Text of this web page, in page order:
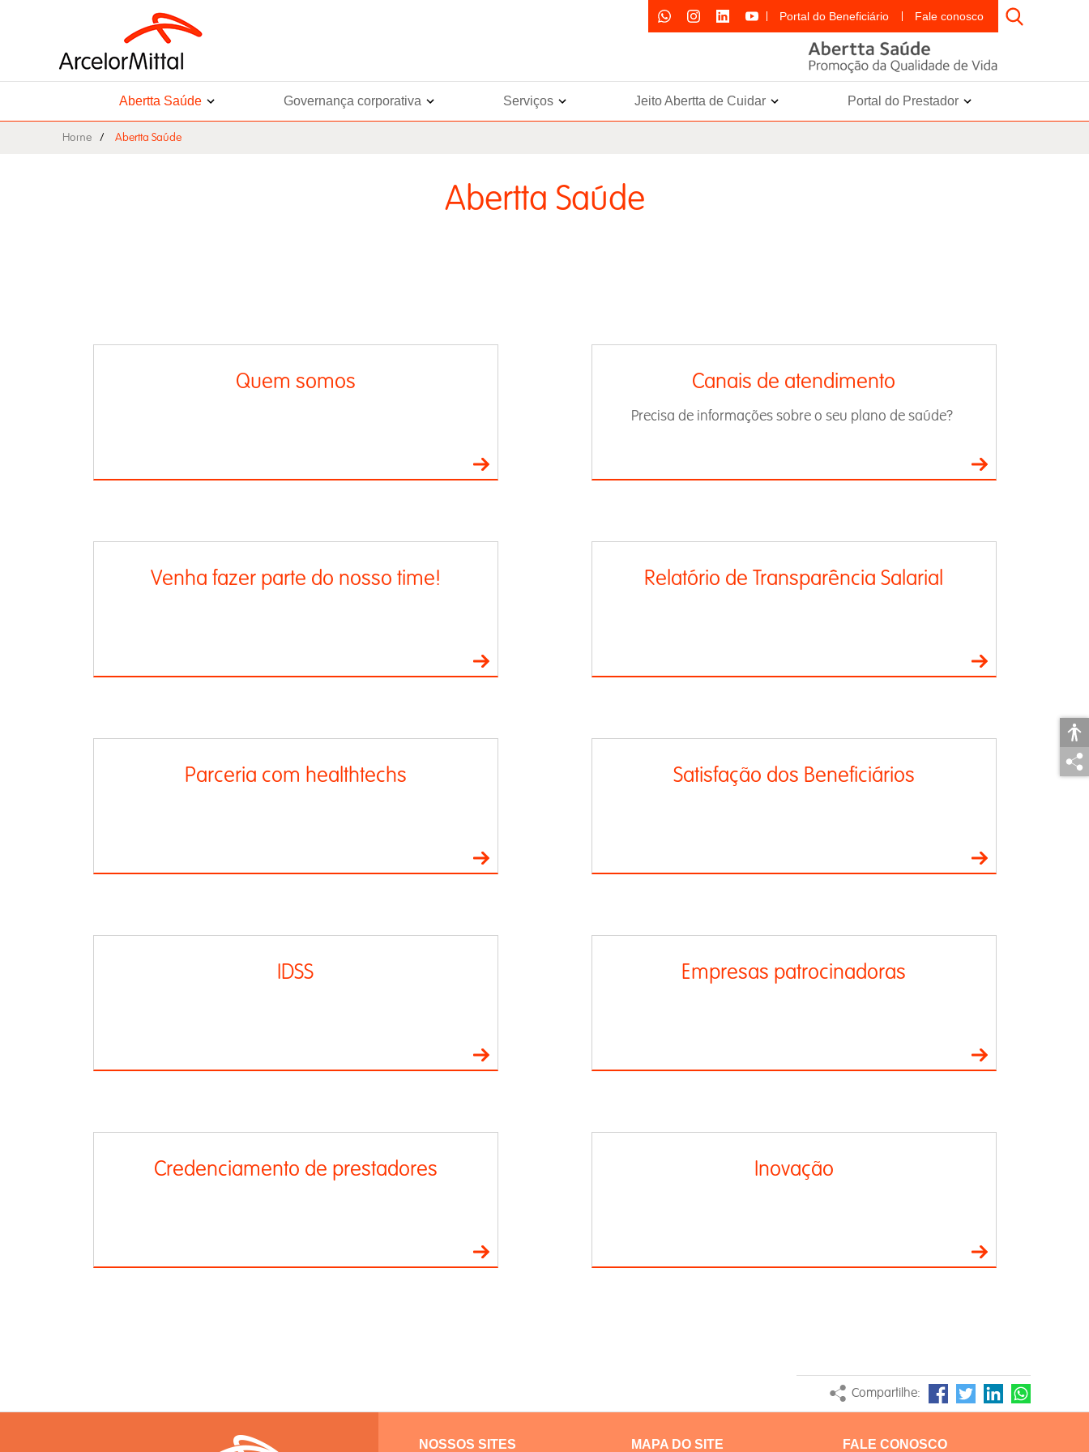
Portal do Beneficiário Fale conosco
Abertta Saúde Governança corporativa Serviços Jeito Abertta de Cuidar Portal do Prestador
Home Abertta Saúde
Abertta Saúde
Quem somos Canais de atendimento
Precisa de informações sobre o seu plano de saúde?
Venha fazer parte do nosso time! Relatório de Transparência Salarial
Parceria com healthtechs Satisfação dos Beneficiários
IDSS Empresas patrocinadoras
Credenciamento de prestadores Inovação
Compartilhe:
NOSSOS SITES MAPA DO SITE FALE CONOSCO